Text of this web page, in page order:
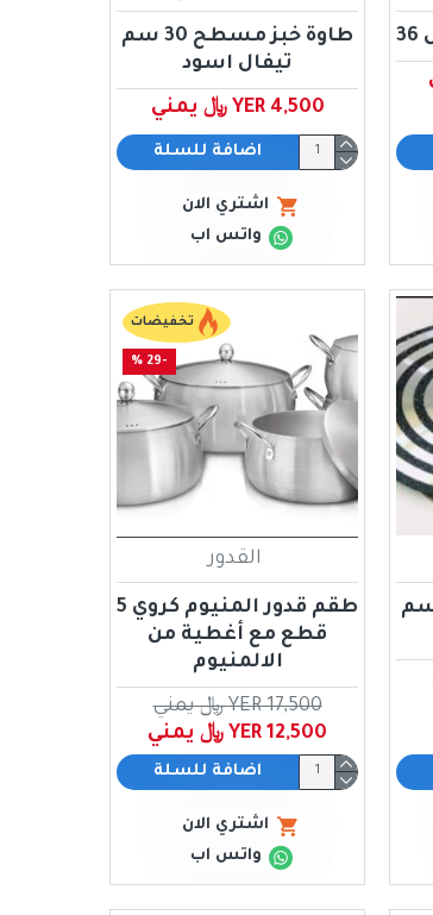
طاوة خبز مسطح 30 سم
تيفال اسود
YER 4,500 ﷼ يمني
اضافة للسلة
اشتري الان
واتس اب
خبز مسطح 45 سم
تخفيضات
-29 %
القدور
طقم قدور المنيوم كروي 5
قطع مع أغطية من
الالمنيوم
YER 12,500 ﷼ يمني
YER 17,500 ﷼ يمني
اضافة للسلة
اشتري الان
واتس اب